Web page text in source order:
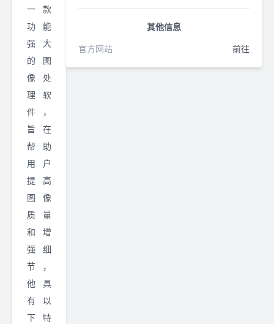
一款
功能
强大
的图
像处
理软
件，
旨在
帮助
用户
提高
图像
质量
和增
强细
节，
他具
有以
下特
其他信息
官方网站
前往